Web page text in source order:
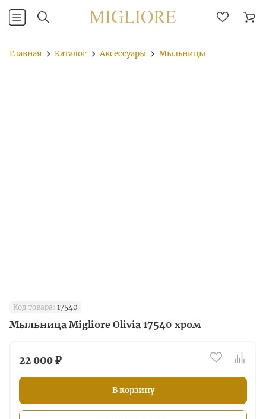
Главная Каталог Аксессуары Мыльницы
Код товара: 17540
Mыльница Migliore Olivia 17540 хром
22 000 ₽
В корзину